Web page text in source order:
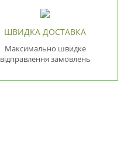
ШВИДКА ДОСТАВКА
Максимально швидке
відправлення замовлень